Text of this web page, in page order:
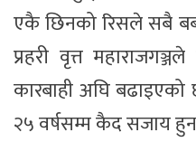
एकै छिनको रिसले सबै
प्रहरी वृत्त
कारबाही अघि
२५ वर्षसम्म कैद सजाय